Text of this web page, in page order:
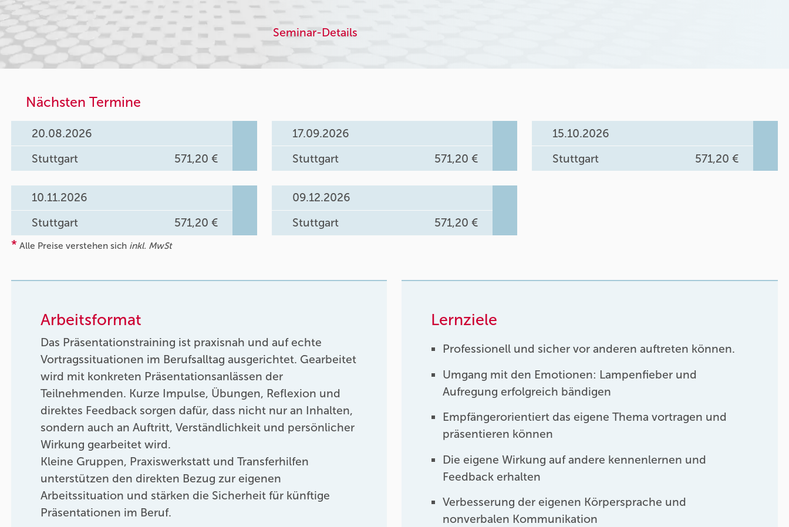
Seminar-Details
Nächsten Termine
20.08.2026
Stuttgart
571,20 €
17.09.2026
Stuttgart
571,20 €
15.10.2026
Stuttgart
571,20 €
10.11.2026
Stuttgart
571,20 €
09.12.2026
Stuttgart
571,20 €
* Alle Preise verstehen sich inkl. MwSt
Arbeitsformat
Das Präsentationstraining ist praxisnah und auf echte
Vortragssituationen im Berufsalltag ausgerichtet. Gearbeitet
wird mit konkreten Präsentationsanlässen der
Teilnehmenden. Kurze Impulse, Übungen, Reflexion und
direktes Feedback sorgen dafür, dass nicht nur an Inhalten,
sondern auch an Auftritt, Verständlichkeit und persönlicher
Wirkung gearbeitet wird.
Kleine Gruppen, Praxiswerkstatt und Transferhilfen
unterstützen den direkten Bezug zur eigenen
Arbeitssituation und stärken die Sicherheit für künftige
Präsentationen im Beruf.
Lernziele
Professionell und sicher vor anderen auftreten können.
Umgang mit den Emotionen: Lampenfieber und
Aufregung erfolgreich bändigen
Empfängerorientiert das eigene Thema vortragen und
präsentieren können
Die eigene Wirkung auf andere kennenlernen und
Feedback erhalten
Verbesserung der eigenen Körpersprache und
nonverbalen Kommunikation